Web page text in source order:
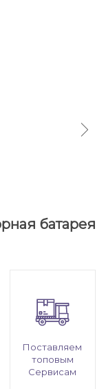
батарея
Поставляем
топовым
Сервисам